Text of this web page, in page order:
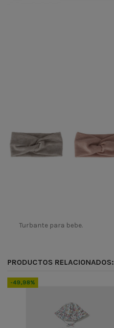
Turbante para bebe.
Codigo
ean1343517787
PRODUCTOS RELACIONADOS:
-49,98%